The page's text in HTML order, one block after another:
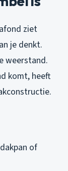
ziet
je denkt.
weerstand.
komt, heeft
of